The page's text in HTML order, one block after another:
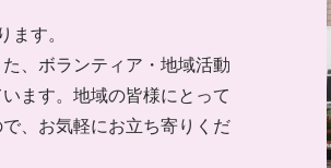
ます。
、ボランティア・地域活動
ます。地域の皆様にとって
、お気軽にお立ち寄りくだ